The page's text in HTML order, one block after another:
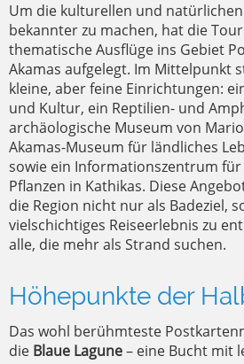
Um die kulturellen und natürlichen
bekannter zu machen, hat die
thematische Ausflüge ins Gebiet
Akamas aufgelegt. Im Mittelpunkt
kleine, aber feine Einrichtungen:
und Kultur, ein Reptilien- und
archäologische Museum von
Akamas-Museum für ländliches
sowie ein Informationszentrum
Pflanzen in Kathikas. Diese
die Region nicht nur als Badeziel,
vielschichtiges Reiseerlebnis zu
alle, die mehr als Strand suchen.
Höhepunkte der
Das wohl berühmteste
die Blaue Lagune– eine Bucht mit